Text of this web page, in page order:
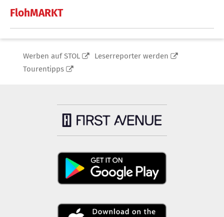
FlohMARKT
Werben auf STOL
Leserreporter werden
Tourentipps